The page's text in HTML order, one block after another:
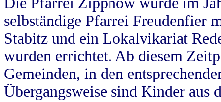
selbständige Pfarrei Freudenfier
Stabitz und ein Lokalvikariat
wurden errichtet. Ab diesem
Gemeinden, in den
Übergangsweise sind Kinder aus